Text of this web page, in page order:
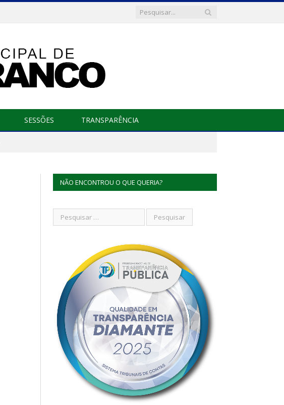
SESSÕES TRANSPARÊNCIA
NÃO ENCONTROU O QUE QUERIA?